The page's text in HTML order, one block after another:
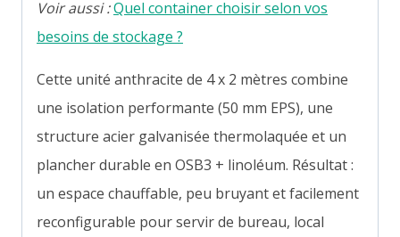
Voir aussi :Quel container choisir selon vos
besoins de stockage ?
Cette unité anthracite de 4 x 2 mètres combine
une isolation performante (50 mm EPS), une
structure acier galvanisée thermolaquée et un
plancher durable en OSB3 + linoléum. Résultat :
un espace chauffable, peu bruyant et facilement
reconfigurable pour servir de bureau, local